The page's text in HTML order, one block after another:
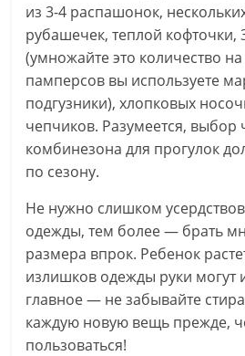
из 3-4 распашонок,
рубашечек, теплой кофточки,
(умножайте это количество
памперсов вы используете
подгузники), хлопковых
чепчиков. Разумеется,
комбинезона для прогулок
по сезону.
Не нужно слишком
одежды, тем более — брать
размера впрок. Ребенок
излишков одежды руки могут
главное — не забывайте
каждую новую вещь прежде,
пользоваться!